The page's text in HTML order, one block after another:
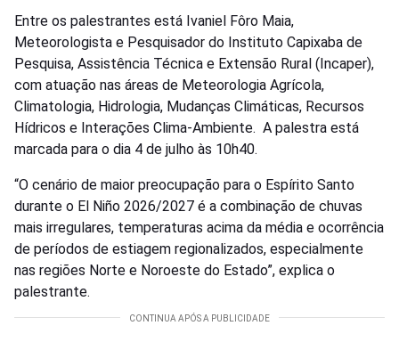
Entre os palestrantes está Ivaniel Fôro Maia,
Meteorologista e Pesquisador do Instituto Capixaba de
Pesquisa, Assistência Técnica e Extensão Rural (Incaper),
com atuação nas áreas de Meteorologia Agrícola,
Climatologia, Hidrologia, Mudanças Climáticas, Recursos
Hídricos e Interações Clima-Ambiente. A palestra está
marcada para o dia 4 de julho às 10h40.
“O cenário de maior preocupação para o Espírito Santo
durante o El Niño 2026/2027 é a combinação de chuvas
mais irregulares, temperaturas acima da média e ocorrência
de períodos de estiagem regionalizados, especialmente
nas regiões Norte e Noroeste do Estado”, explica o
palestrante.